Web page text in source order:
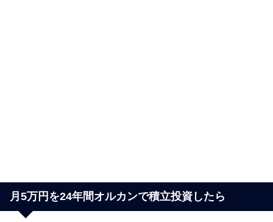
月5万円を24年間オルカンで積立投資したら